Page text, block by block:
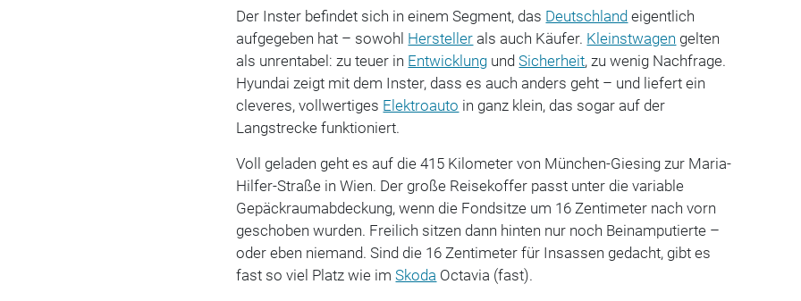
Der Inster befindet sich in einem Segment, das Deutschland eigentlich
aufgegeben hat – sowohl Hersteller als auch Käufer. Kleinstwagen gelten
als unrentabel: zu teuer in Entwicklung undSicherheit, zu wenig Nachfrage.
Hyundai zeigt mit dem Inster, dass es auch anders geht – und liefert ein
cleveres, vollwertiges Elektroauto in ganz klein, das sogar auf der
Langstrecke funktioniert.
Voll geladen geht es auf die 415 Kilometer von München-Giesing zur Maria-
Hilfer-Straße in Wien. Der große Reisekoffer passt unter die variable
Gepäckraumabdeckung, wenn die Fondsitze um 16 Zentimeter nach vorn
geschoben wurden. Freilich sitzen dann hinten nur noch Beinamputierte –
oder eben niemand. Sind die 16 Zentimeter für Insassen gedacht, gibt es
fast so viel Platz wie imSkoda Octavia (fast).